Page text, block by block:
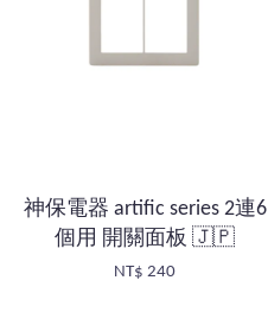
神保電器 artific series 2連6
個用 開關面板 🇯🇵
NT$ 240